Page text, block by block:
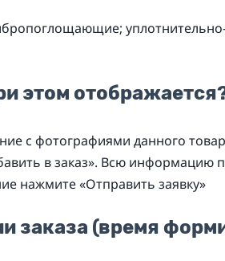
этом
с фотографиями данного
в заказ». Всю информацию
нажмите «Отправить заявку»
заказа (время